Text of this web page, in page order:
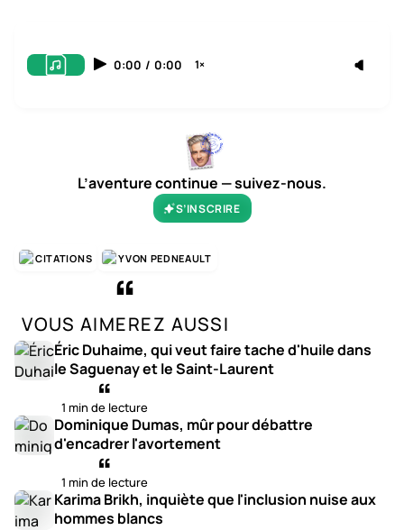
0:00 / 0:00 1×
L’aventure continue — suivez-nous.
S’INSCRIRE
CITATIONS YVON PEDNEAULT
VOUS AIMEREZ AUSSI
Éric Duhaime, qui veut faire tache d'huile dans
le Saguenay et le Saint-Laurent
1 min de lecture
Dominique Dumas, mûr pour débattre
d'encadrer l'avortement
1 min de lecture
Karima Brikh, inquiète que l'inclusion nuise aux
hommes blancs